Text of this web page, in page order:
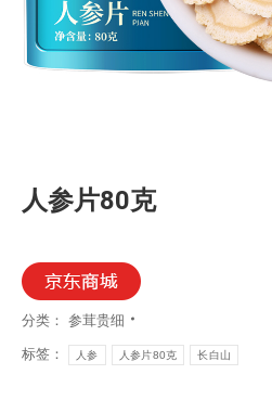
人参片80克
分类： 参茸贵细
标签：
人参 人参片80克 长白山